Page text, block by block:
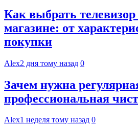
Как выбрать
магазине: от
покупки
Alex2 дня тому назад 0
Зачем нужна
профессиональная
Alex1 неделя тому назад 0